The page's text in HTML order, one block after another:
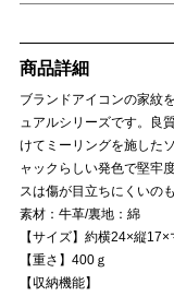
商品詳細
ブランドアイコンの家紋
ュアルシリーズです。良
けてミーリングを施した
ャックらしい発色で堅牢
スは傷が目立ちにくいの
素材：牛革/裏地：綿
【サイズ】約横24×縦
【重さ】400ｇ
【収納機能】